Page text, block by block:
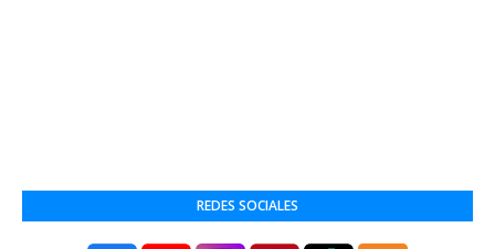
REDES SOCIALES